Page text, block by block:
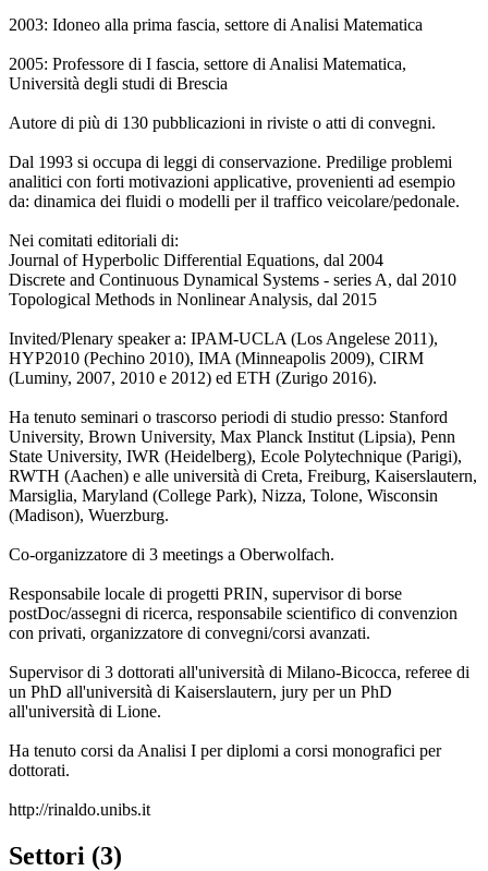
2003: Idoneo alla prima fascia, settore di Analisi Matematica
2005: Professore di I fascia, settore di Analisi Matematica,
Università degli studi di Brescia
Autore di più di 130 pubblicazioni in riviste o atti di convegni.
Dal 1993 si occupa di leggi di conservazione. Predilige problemi
analitici con forti motivazioni applicative, provenienti ad esempio
da: dinamica dei fluidi o modelli per il traffico veicolare/pedonale.
Nei comitati editoriali di:
Journal of Hyperbolic Differential Equations, dal 2004
Discrete and Continuous Dynamical Systems - series A, dal 2010
Topological Methods in Nonlinear Analysis, dal 2015
Invited/Plenary speaker a: IPAM-UCLA (Los Angelese 2011),
HYP2010 (Pechino 2010), IMA (Minneapolis 2009), CIRM
(Luminy, 2007, 2010 e 2012) ed ETH (Zurigo 2016).
Ha tenuto seminari o trascorso periodi di studio presso: Stanford
University, Brown University, Max Planck Institut (Lipsia), Penn
State University, IWR (Heidelberg), Ecole Polytechnique (Parigi),
RWTH (Aachen) e alle università di Creta, Freiburg, Kaiserslautern,
Marsiglia, Maryland (College Park), Nizza, Tolone, Wisconsin
(Madison), Wuerzburg.
Co-organizzatore di 3 meetings a Oberwolfach.
Responsabile locale di progetti PRIN, supervisor di borse
postDoc/assegni di ricerca, responsabile scientifico di convenzion
con privati, organizzatore di convegni/corsi avanzati.
Supervisor di 3 dottorati all'università di Milano-Bicocca, referee di
un PhD all'università di Kaiserslautern, jury per un PhD
all'università di Lione.
Ha tenuto corsi da Analisi I per diplomi a corsi monografici per
dottorati.
http://rinaldo.unibs.it
Settori (3)